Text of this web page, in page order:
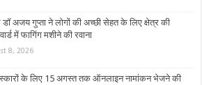
डॉ अजय गुप्ता ने लोगों की अच्छी सेहत के लिए क्षेत्र की
में फागिंग मशीने की रवाना
8, 2026
के लिए 15 अगस्त तक ऑनलाइन नामांकन भेजने की